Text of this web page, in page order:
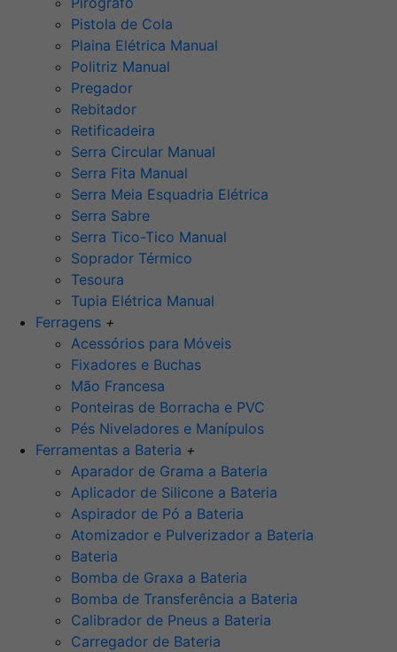
Pistola de Cola
Plaina Elétrica Manual
Politriz Manual
Pregador
Rebitador
Retificadeira
Serra Circular Manual
Serra Fita Manual
Serra Meia Esquadria Elétrica
Serra Sabre
Serra Tico-Tico Manual
Soprador Térmico
Tesoura
Tupia Elétrica Manual
Ferragens +
Acessórios para Móveis
Fixadores e Buchas
Mão Francesa
Ponteiras de Borracha e PVC
Pés Niveladores e Manípulos
Ferramentas a Bateria +
Aparador de Grama a Bateria
Aplicador de Silicone a Bateria
Aspirador de Pó a Bateria
Atomizador e Pulverizador a Bateria
Bateria
Bomba de Graxa a Bateria
Bomba de Transferência a Bateria
Calibrador de Pneus a Bateria
Carregador de Bateria